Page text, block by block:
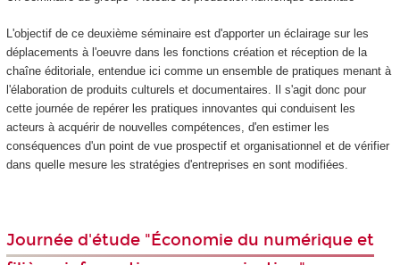
L'objectif de ce deuxième séminaire est d'apporter un éclairage sur les
déplacements à l'oeuvre dans les fonctions création et réception de la
chaîne éditoriale, entendue ici comme un ensemble de pratiques menant à
l'élaboration de produits culturels et documentaires. Il s'agit donc pour
cette journée de repérer les pratiques innovantes qui conduisent les
acteurs à acquérir de nouvelles compétences, d'en estimer les
conséquences d'un point de vue prospectif et organisationnel et de vérifier
dans quelle mesure les stratégies d'entreprises en sont modifiées.
Journée d'étude "Économie du numérique et